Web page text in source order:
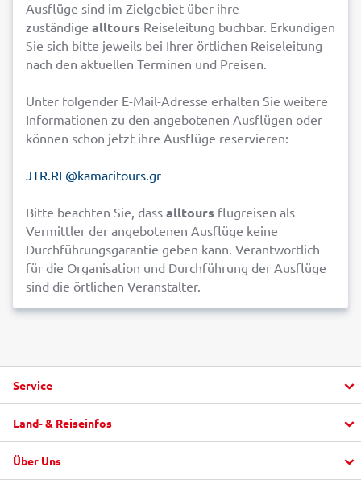
Ausflüge sind im Zielgebiet über ihre
zuständige alltours Reiseleitung buchbar. Erkundigen
Sie sich bitte jeweils bei Ihrer örtlichen Reiseleitung
nach den aktuellen Terminen und Preisen.
Unter folgender E-Mail-Adresse erhalten Sie weitere
Informationen zu den angebotenen Ausflügen oder
können schon jetzt ihre Ausflüge reservieren:
JTR.RL@kamaritours.gr
Bitte beachten Sie, dass alltours flugreisen als
Vermittler der angebotenen Ausflüge keine
Durchführungsgarantie geben kann. Verantwortlich
für die Organisation und Durchführung der Ausflüge
sind die örtlichen Veranstalter.
Service
Aktuelle Informationen
Fragen und Antworten
Land- & Reiseinfos
Urlaub buchen
Über Uns